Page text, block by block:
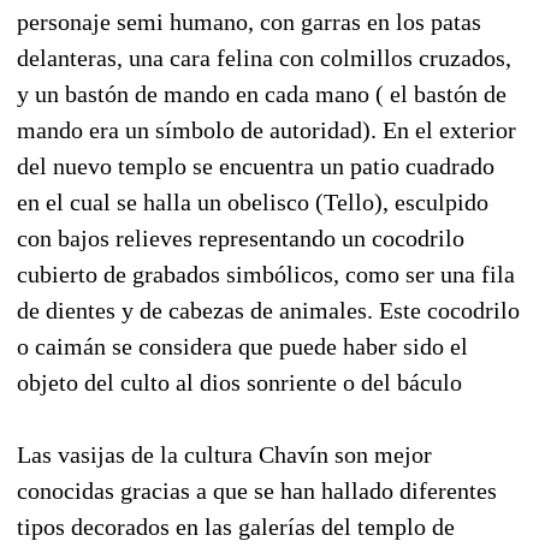
personaje semi humano, con garras en los patas
delanteras, una cara felina con colmillos cruzados,
y un bastón de mando en cada mano ( el bastón de
mando era un símbolo de autoridad). En el exterior
del nuevo templo se encuentra un patio cuadrado
en el cual se halla un obelisco (Tello), esculpido
con bajos relieves representando un cocodrilo
cubierto de grabados simbólicos, como ser una fila
de dientes y de cabezas de animales. Este cocodrilo
o caimán se considera que puede haber sido el
objeto del culto al dios sonriente o del báculo
Las vasijas de la cultura Chavín son mejor
conocidas gracias a que se han hallado diferentes
tipos decorados en las galerías del templo de